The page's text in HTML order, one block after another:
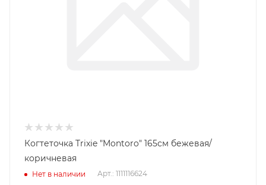
Когтеточка Trixie "Montoro" 165см бежевая/
коричневая
Нет в наличии Арт.: 1111116624